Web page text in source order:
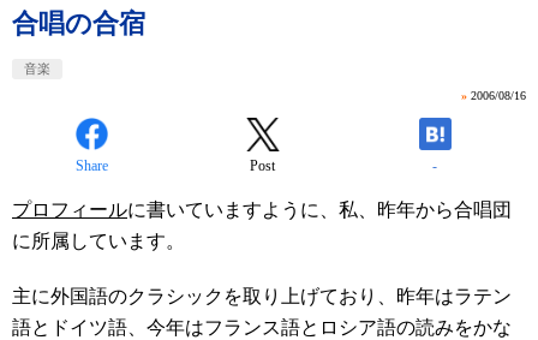
合唱の合宿
音楽
» 2006/08/16
Share Post -
プロフィールに書いていますように、私、昨年から合唱団
に所属しています。
主に外国語のクラシックを取り上げており、昨年はラテン
語とドイツ語、今年はフランス語とロシア語の読みをかな